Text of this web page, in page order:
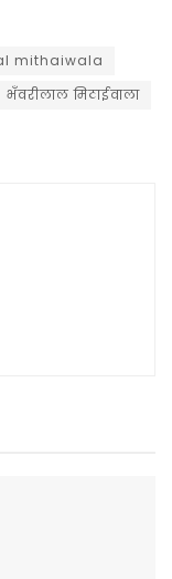
mithaiwala
भँवरीलाल मिठाईवाला